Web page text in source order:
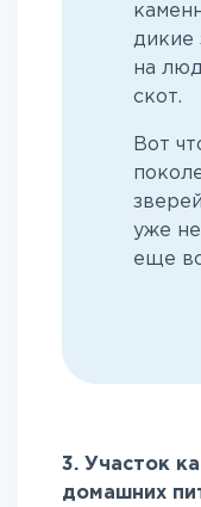
дикие
на
скот.
Вот
уже
еще
3. Участок
домашних